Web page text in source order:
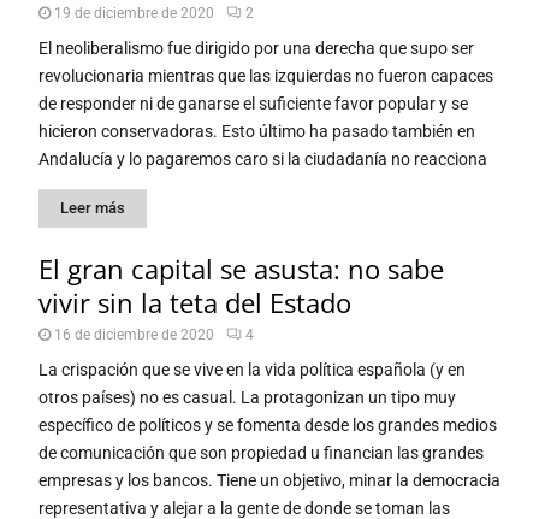
19 de diciembre de 2020 2
El neoliberalismo fue dirigido por una derecha que supo ser
revolucionaria mientras que las izquierdas no fueron capaces
de responder ni de ganarse el suficiente favor popular y se
hicieron conservadoras. Esto último ha pasado también en
Andalucía y lo pagaremos caro si la ciudadanía no reacciona
Leer más
El gran capital se asusta: no sabe
vivir sin la teta del Estado
16 de diciembre de 2020 4
La crispación que se vive en la vida política española (y en
otros países) no es casual. La protagonizan un tipo muy
específico de políticos y se fomenta desde los grandes medios
de comunicación que son propiedad u financian las grandes
empresas y los bancos. Tiene un objetivo, minar la democracia
representativa y alejar a la gente de donde se toman las